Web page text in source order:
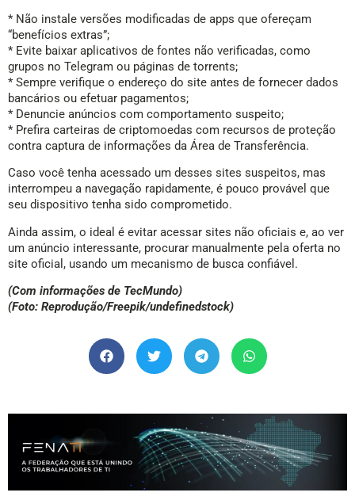
* Não instale versões modificadas de apps que ofereçam
“benefícios extras”;
* Evite baixar aplicativos de fontes não verificadas, como
grupos no Telegram ou páginas de torrents;
* Sempre verifique o endereço do site antes de fornecer dados
bancários ou efetuar pagamentos;
* Denuncie anúncios com comportamento suspeito;
* Prefira carteiras de criptomoedas com recursos de proteção
contra captura de informações da Área de Transferência.
Caso você tenha acessado um desses sites suspeitos, mas
interrompeu a navegação rapidamente, é pouco provável que
seu dispositivo tenha sido comprometido.
Ainda assim, o ideal é evitar acessar sites não oficiais e, ao ver
um anúncio interessante, procurar manualmente pela oferta no
site oficial, usando um mecanismo de busca confiável.
(Com informações de TecMundo)
(Foto: Reprodução/Freepik/undefinedstock)